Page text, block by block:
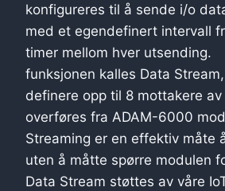
konfigureres til å sende i/o
med et egendefinert intervall
timer mellom hver utsending.
funksjonen kalles Data
definere opp til 8 mottakere
overføres fra ADAM-6000
Streaming er en effektiv måte
uten å måtte spørre modulen
Data Stream støttes av våre